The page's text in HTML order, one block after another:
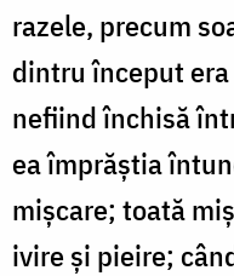
razele, precum
dintru început
nefiind închisă
ea împrăștia
mișcare; toată
ivire și pieire;